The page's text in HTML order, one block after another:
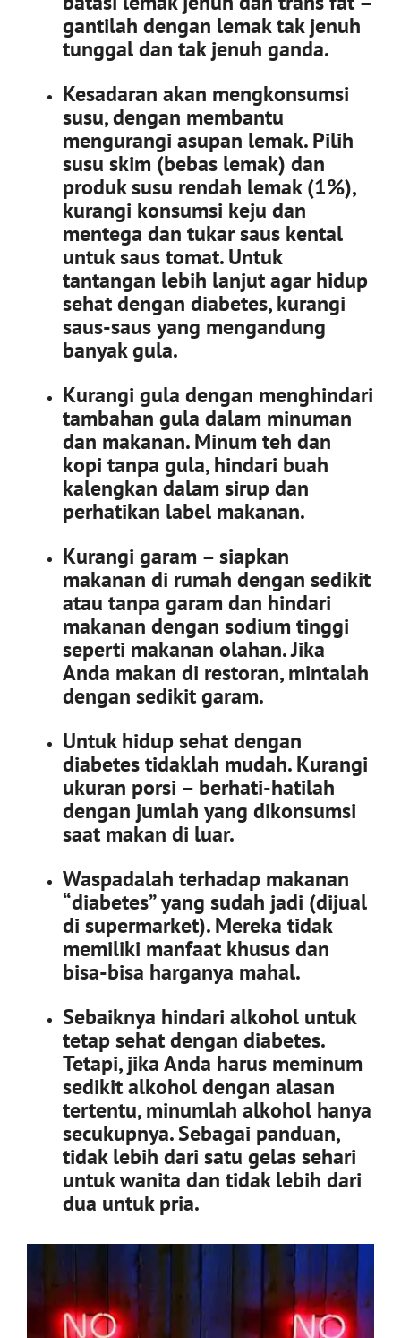
gantilah dengan lemak tak jenuh
tunggal dan tak jenuh ganda.
Kesadaran akan mengkonsumsi
susu, dengan membantu
mengurangi asupan lemak. Pilih
susu skim (bebas lemak) dan
produk susu rendah lemak (1%),
kurangi konsumsi keju dan
mentega dan tukar saus kental
untuk saus tomat. Untuk
tantangan lebih lanjut agar hidup
sehat dengan diabetes, kurangi
saus-saus yang mengandung
banyak gula.
Kurangi gula dengan menghindari
tambahan gula dalam minuman
dan makanan. Minum teh dan
kopi tanpa gula, hindari buah
kalengkan dalam sirup dan
perhatikan label makanan.
Kurangi garam – siapkan
makanan di rumah dengan sedikit
atau tanpa garam dan hindari
makanan dengan sodium tinggi
seperti makanan olahan. Jika
Anda makan di restoran, mintalah
dengan sedikit garam.
Untuk hidup sehat dengan
diabetes tidaklah mudah. Kurangi
ukuran porsi – berhati-hatilah
dengan jumlah yang dikonsumsi
saat makan di luar.
Waspadalah terhadap makanan
“diabetes” yang sudah jadi (dijual
di supermarket). Mereka tidak
memiliki manfaat khusus dan
bisa-bisa harganya mahal.
Sebaiknya hindari alkohol untuk
tetap sehat dengan diabetes.
Tetapi, jika Anda harus meminum
sedikit alkohol dengan alasan
tertentu, minumlah alkohol hanya
secukupnya. Sebagai panduan,
tidak lebih dari satu gelas sehari
untuk wanita dan tidak lebih dari
dua untuk pria.